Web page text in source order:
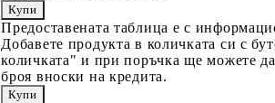
Предоставената таблица е с
Добавете продукта в количката си с
количката" и при поръчка ще можете да
броя вноски на кредита.